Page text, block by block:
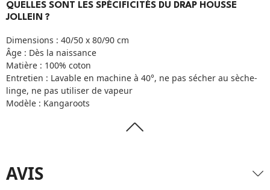
QUELLES SONT LES SPÉCIFICITÉS DU DRAP HOUSSE
JOLLEIN ?
Dimensions : 40/50 x 80/90 cm
Âge : Dès la naissance
Matière : 100% coton
Entretien : Lavable en machine à 40°, ne pas sécher au sèche-
linge, ne pas utiliser de vapeur
Modèle : Kangaroots
AVIS